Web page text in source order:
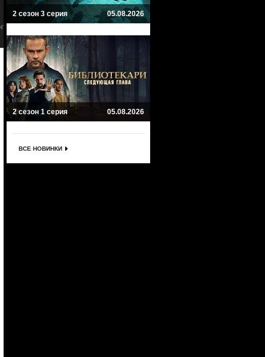
Викинги: Вальхалла
Vikings: Valhalla
Исторический, Драма
Идущие на смерть
Those About to Die
2 сезон 3 серия 05.08.2026
2 сезон 1 серия 05.08.2026
ВСЕ НОВИНКИ